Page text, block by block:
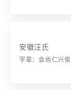
安徽汪氏